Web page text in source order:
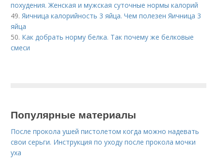
похудения. Женская и мужская суточные нормы калорий
49.Яичница калорийность 3 яйца. Чем полезен Яичница 3
яйца
50. Как добрать норму белка. Так почему же белковые
смеси
Популярные материалы
После прокола ушей пистолетом когда можно надевать
свои серьги. Инструкция по уходу после прокола мочки
уха